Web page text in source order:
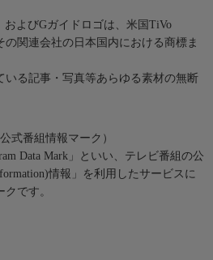
およびGガイドロゴは、米国TiVo
の関連会社の日本国内における商標ま
いる記事・写真等あらゆる素材の無断
式番組情報マーク）
Data Mark」といい、テレビ番組の公
情報」を利用したサービスに
です。